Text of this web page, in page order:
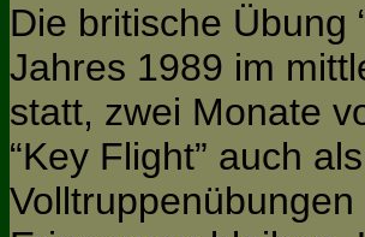
Die britische Übung
Jahres 1989 im
statt, zwei Monate
“Key Flight” auch